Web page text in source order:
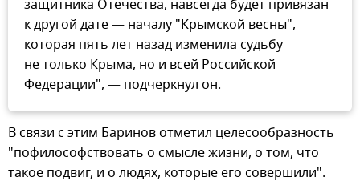
защитника Отечества, навсегда будет привязан
к другой дате — началу "Крымской весны",
которая пять лет назад изменила судьбу
не только Крыма, но и всей Российской
Федерации", — подчеркнул он.
В связи с этим Баринов отметил целесообразность
"пофилософствовать о смысле жизни, о том, что
такое подвиг, и о людях, которые его совершили".